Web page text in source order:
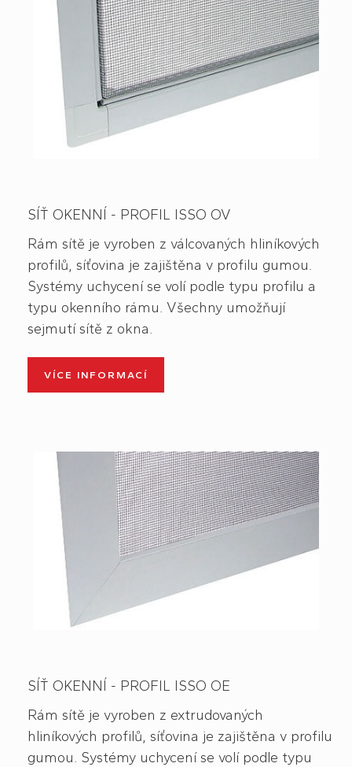
SÍŤ OKENNÍ - PROFIL ISSO OV
Rám sítě je vyroben z válcovaných hliníkových
profilů, síťovina je zajištěna v profilu gumou.
Systémy uchycení se volí podle typu profilu a
typu okenního rámu. Všechny umožňují
sejmutí sítě z okna.
VÍCE INFORMACÍ
SÍŤ OKENNÍ - PROFIL ISSO OE
Rám sítě je vyroben z extrudovaných
hliníkových profilů, síťovina je zajištěna v profilu
gumou. Systémy uchycení se volí podle typu